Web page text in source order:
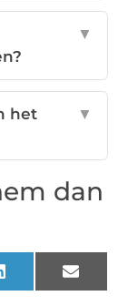
▼
het
▼
dan
LinkedIn Email